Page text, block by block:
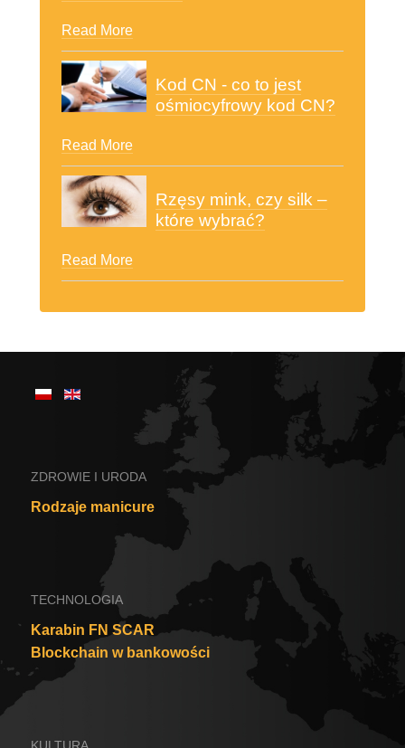
Read More
Karabin FN SCAR
Blockchain w bankowości
KULTURA
Jarmarki w Polsce
I24N.com